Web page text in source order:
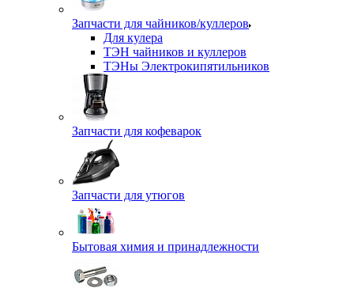
Запчасти для чайников/куллеров
Для кулера
ТЭН чайников и куллеров
ТЭНы Электрокипятильников
Запчасти для кофеварок
Запчасти для утюгов
Бытовая химия и принадлежности